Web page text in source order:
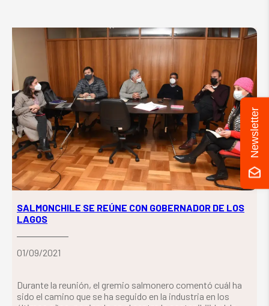
SALMONCHILE SE REÚNE CON GOBERNADOR DE LOS
LAGOS
01/09/2021
Durante la reunión, el gremio salmonero comentó cuál ha
sido el camino que se ha seguido en la industria en los
Newsletter